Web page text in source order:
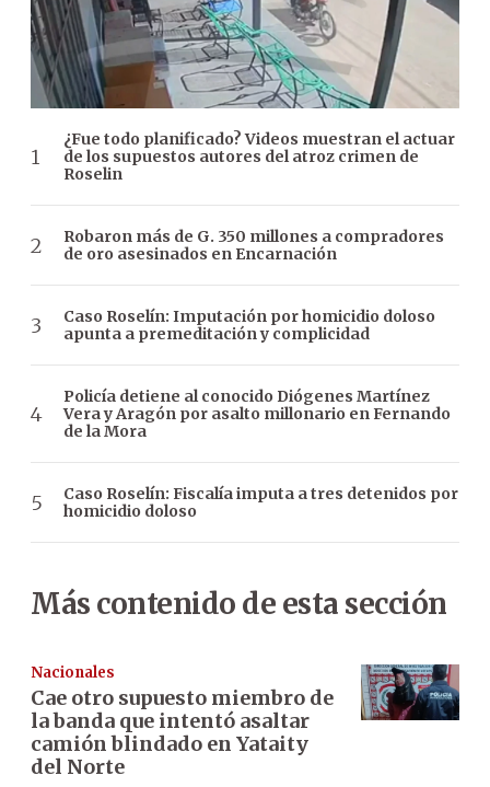
¿Fue todo planificado? Videos muestran el actuar
de los supuestos autores del atroz crimen de
Roselin
Robaron más de G. 350 millones a compradores
de oro asesinados en Encarnación
Caso Roselín: Imputación por homicidio doloso
apunta a premeditación y complicidad
Policía detiene al conocido Diógenes Martínez
Vera y Aragón por asalto millonario en Fernando
de la Mora
Caso Roselín: Fiscalía imputa a tres detenidos por
homicidio doloso
Más contenido de esta sección
Nacionales
Cae otro supuesto miembro de
la banda que intentó asaltar
camión blindado en Yataity
del Norte